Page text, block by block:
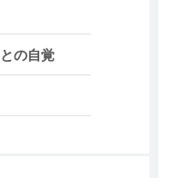
の自覚